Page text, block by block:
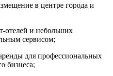
в центре города и
отелей и небольших
сервисом;
для профессиональных
бизнеса;